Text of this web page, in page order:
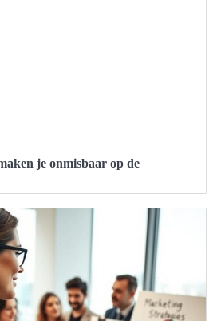
je onmisbaar op de